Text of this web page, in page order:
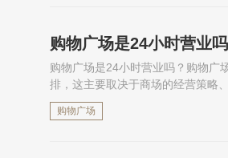
购物广场是24小时营业
购物广场是24小时营业吗？购物广
排，这主要取决于商场的经营策略
时间因地区和具体商场而异，且可
下。
购物广场